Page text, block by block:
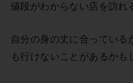
値段がわからない店を訪れ
自分の身の丈に合っている
も行けないことがあるかも